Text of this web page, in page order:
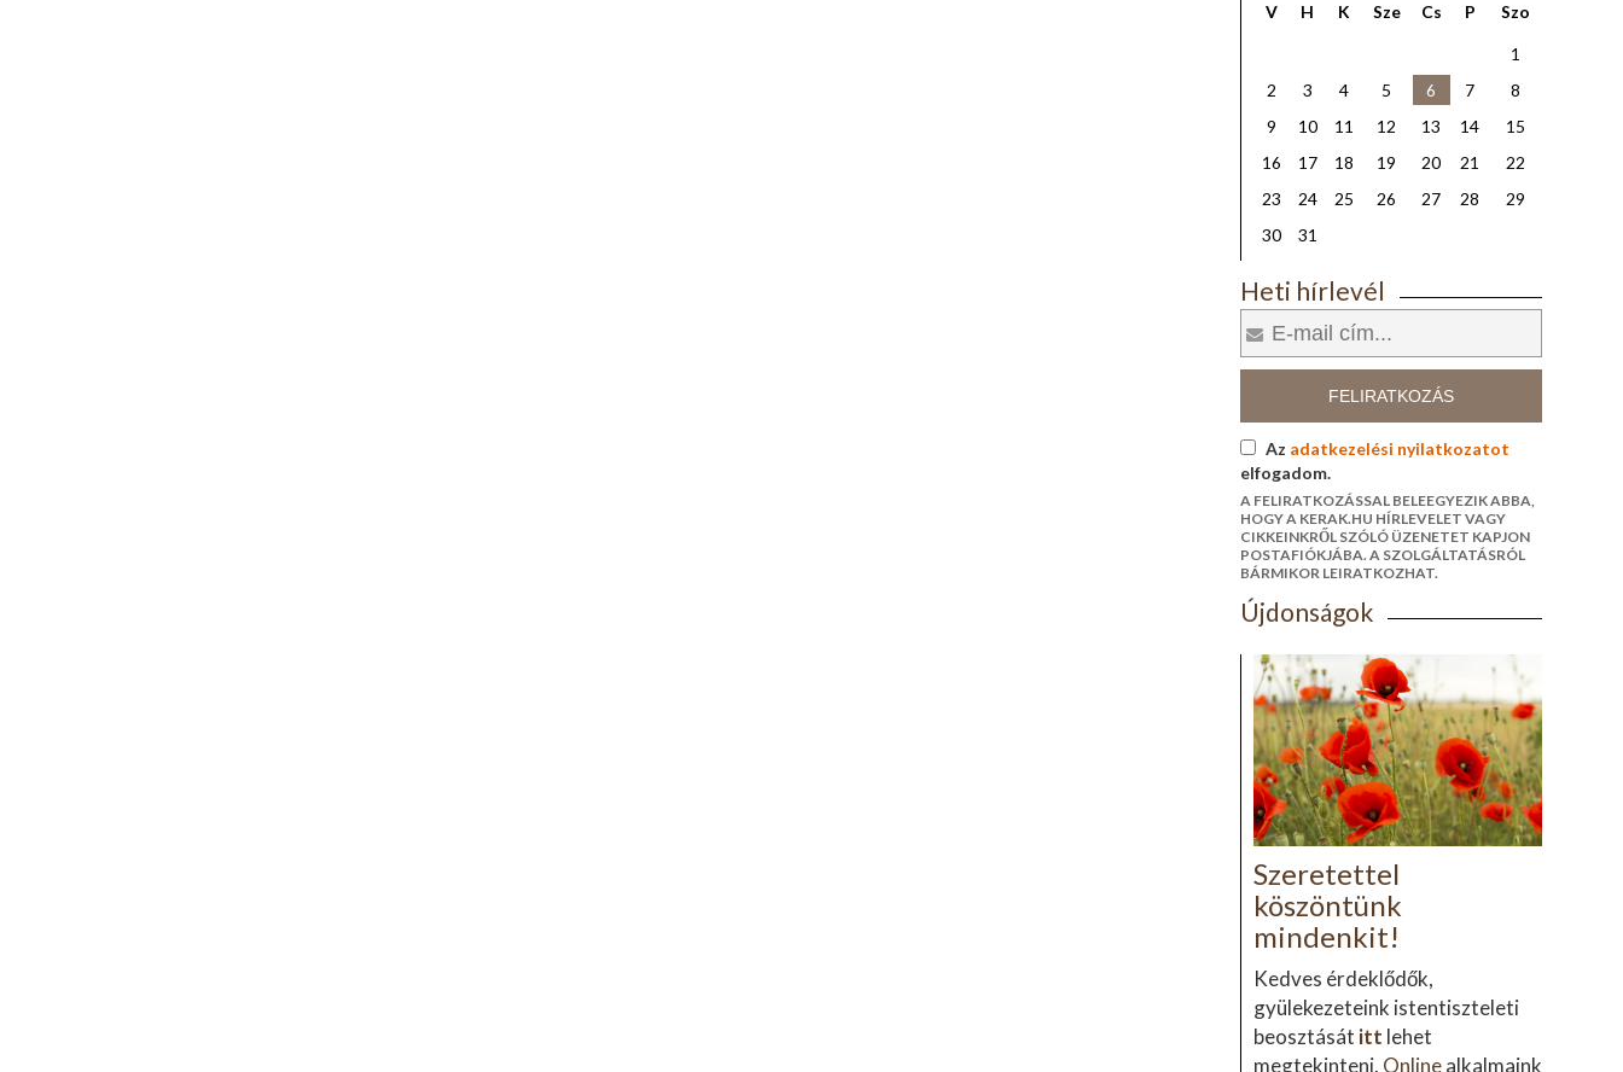
V H K Sze Cs P Szo
1
2
3 4 5 6 7
8
9
10 11 12 13 14
15
16
17 18 19 20 21
22
23
24 25 26 27 28
29
30
31
Heti hírlevél
FELIRATKOZÁS
Az adatkezelési nyilatkozatot
elfogadom.
A FELIRATKOZÁSSAL BELEEGYEZIK ABBA,
HOGY A KERAK.HU HÍRLEVELET VAGY
CIKKEINKRŐL SZÓLÓ ÜZENETET KAPJON
POSTAFIÓKJÁBA. A SZOLGÁLTATÁSRÓL
BÁRMIKOR LEIRATKOZHAT.
Újdonságok
Szeretettel
köszöntünk
mindenkit!
Kedves érdeklődők,
gyülekezeteink istentiszteleti
beosztását itt lehet
megtekinteni. Onlinealkalmaink